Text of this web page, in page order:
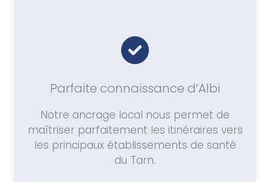
Parfaite connaissance d’Albi
Notre ancrage local nous permet de
maîtriser parfaitement les itinéraires vers
les principaux établissements de santé
du Tarn.